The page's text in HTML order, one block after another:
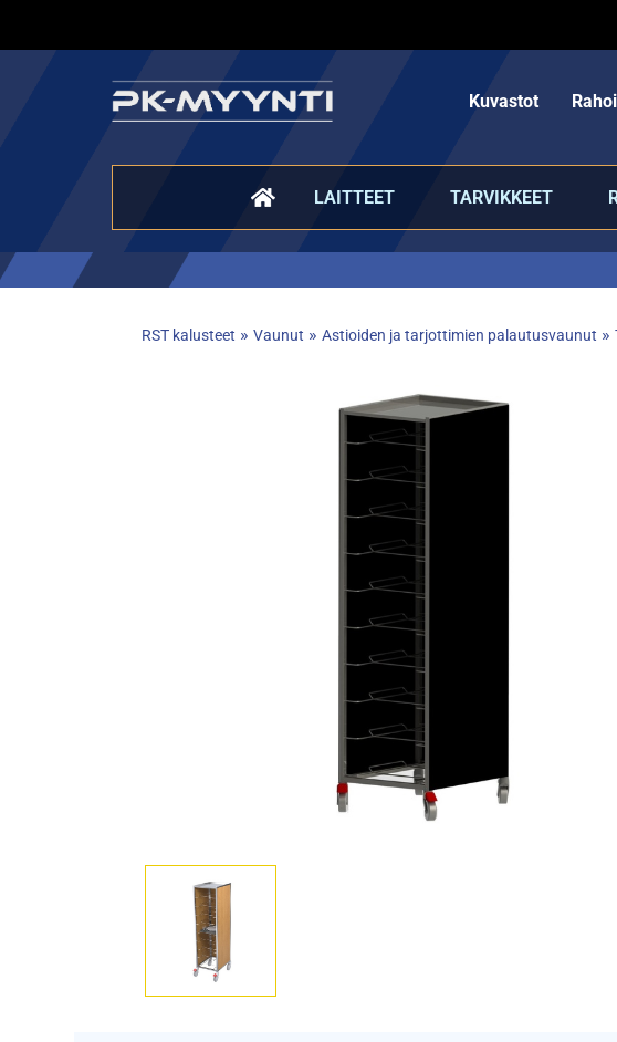
Kuvastot
LAITTEET TARVIKKEET
RST kalusteet » Vaunut » Astioiden ja tarjottimien palautusvaunut »